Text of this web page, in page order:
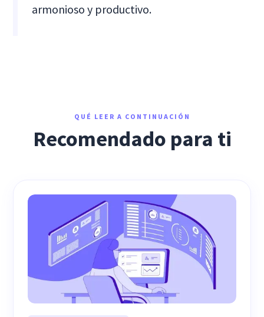
armonioso y productivo.
QUÉ LEER A CONTINUACIÓN
Recomendado para ti